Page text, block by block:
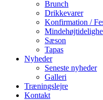
Brunch
Drikkevarer
Konfirmation /
Sæson
Tapas
Nyheder
Seneste nyheder
Galleri
Træningslejre
Kontakt